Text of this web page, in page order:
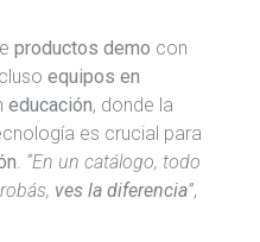
productos demo con
equipos en
educación, donde la
es crucial para
. “En un catálogo, todo
ves la diferencia”,